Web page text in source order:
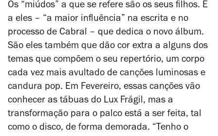
Os “miúdos” a que se refere são os seus filhos. É
a eles – “a maior influência” na escrita e no
processo de Cabral – que dedica o novo álbum.
São eles também que dão cor extra a alguns dos
temas que compõem o seu repertório, um corpo
cada vez mais avultado de canções luminosas e
candura pop. Em Fevereiro, essas canções vão
conhecer as tábuas do Lux Frágil, mas a
transformação para o palco está a ser feita, tal
como o disco, de forma demorada. “Tenho o